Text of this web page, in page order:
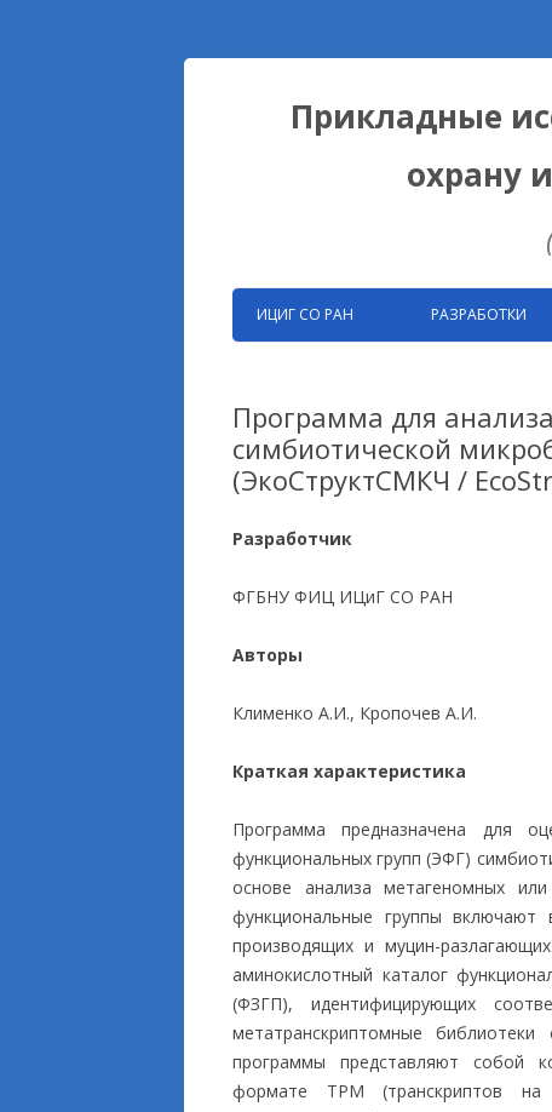
Прикладные
охрану
ИЦИГ СО РАН РАЗРАБОТКИ
БИОКОЛЛЕКЦИИ
Программа для
симбиотической
(ЭкоСтруктСМКЧ /
Разработчик
ФГБНУ ФИЦ ИЦиГ СО РАН
Авторы
Клименко А.И., Кропочев А.И.
Краткая характеристика
Программа предназначена для
функциональных групп (ЭФГ)
основе анализа метагеномных
функциональные группы включают
производящих и муцин-
аминокислотный каталог
(ФЗГП), идентифицирующих
метатранскриптомные
программы представляют собой
формате TPM (транскриптов